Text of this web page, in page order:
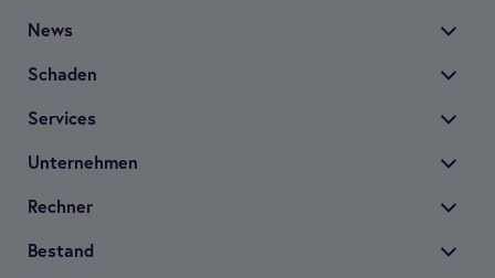
News
Scha­den
Ser­vices
Unter­neh­men
Rech­ner
Bestand